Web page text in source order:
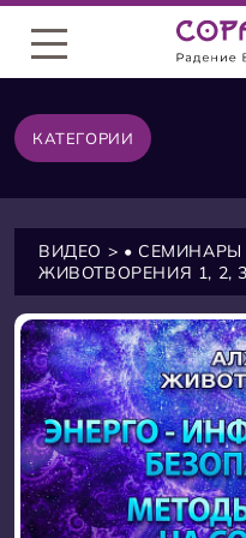
Меню
КАТЕГОРИИ
ВИДЕО > • СЕМИНАРЫ
ЖИВОТВОРЕНИЯ 1, 2,
КАТЕГОРИИ
• ВЕБИНАРЫ 17
• ПРАКТИКИ 44
Аграба 10
Анонсы 8